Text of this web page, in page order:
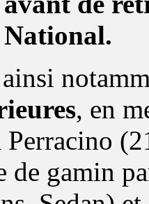
, en
de gamin